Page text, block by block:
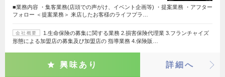
■業務内容 ・集客業務(店頭での声がけ、イベント企画等) ・提案業務 ・アフター
フォロー ＜提案業務＞ 来店したお客様のライフプラ…
会社概要
1.生命保険の募集に関する業務 2.損害保険代理業 3.フランチャイズ
形態による加盟店の募集及び加盟店の 指導業務 4.保険販…
興味あり 詳細へ